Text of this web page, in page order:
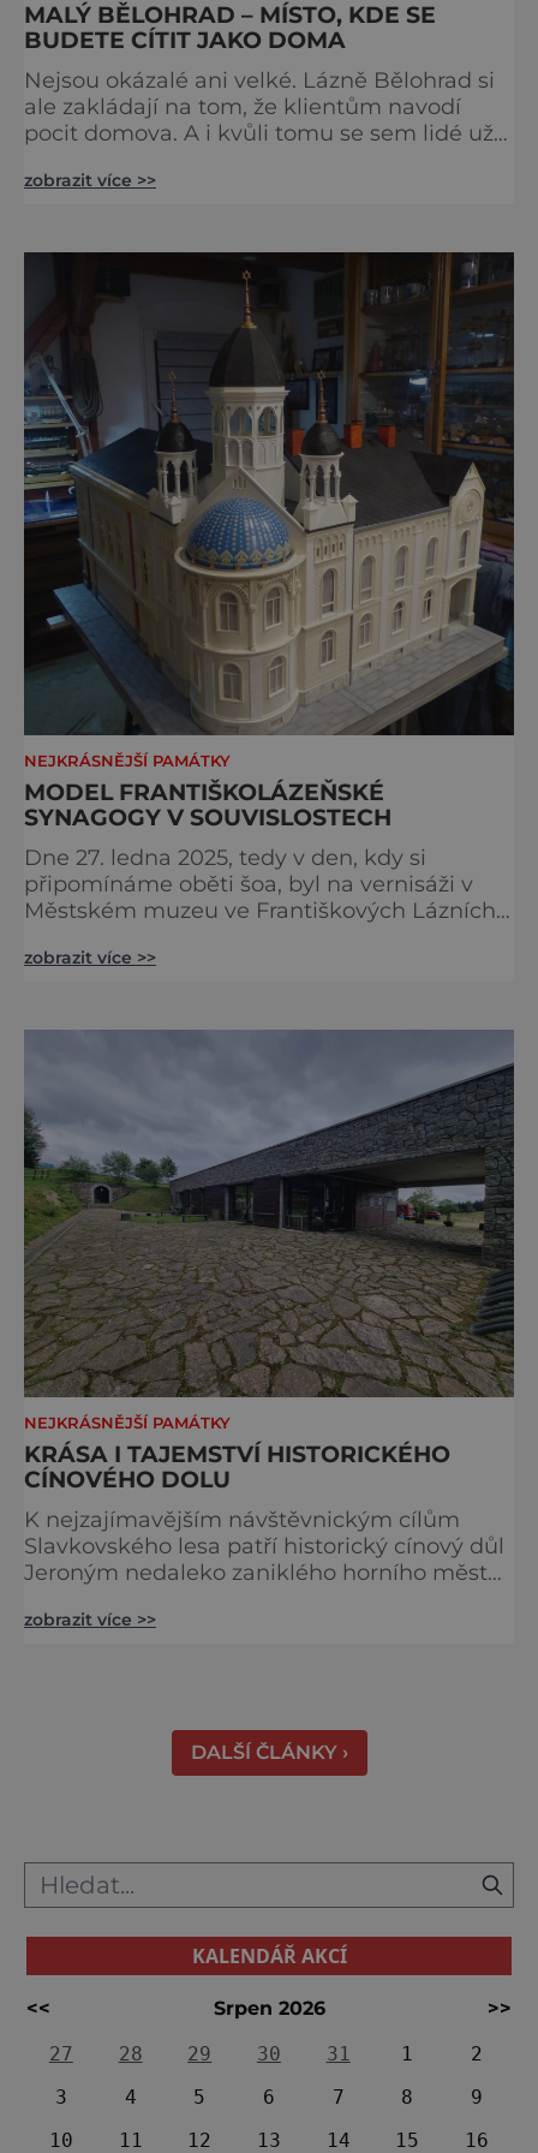
MALÝ BĚLOHRAD – MÍSTO, KDE SE
BUDETE CÍTIT JAKO DOMA
Nejsou okázalé ani velké. Lázně Bělohrad si
ale zakládají na tom, že klientům navodí
pocit domova. A i kvůli tomu se sem lidé už
lázeňské koncerty ani velkolepé akce.
nevšimne, ani se jí kolonáda vlastně neříká.
zobrazit více >>
NEJKRÁSNĚJŠÍ PAMÁTKY
MODEL FRANTIŠKOLÁZEŇSKÉ
SYNAGOGY V SOUVISLOSTECH
Dne 27. ledna 2025, tedy v den, kdy si
připomínáme oběti šoa, byl na vernisáži v
Městském muzeu ve Františkových Lázních
nacisty zničena v roce 1938. Do lázeňského
některé události spojené s touto významnou
zobrazit více >>
NEJKRÁSNĚJŠÍ PAMÁTKY
KRÁSA I TAJEMSTVÍ HISTORICKÉHO
CÍNOVÉHO DOLU
K nejzajímavějším návštěvnickým cílům
Slavkovského lesa patří historický cínový důl
Jeroným nedaleko zaniklého horního města
středověku. Národní kulturní památka je
práci tehdejších horníků. [gallery
ids="91631,91630,91632,91633,91634,91635,9
zobrazit více >>
DALŠÍ ČLÁNKY ›
KALENDÁŘ AKCÍ
<< Srpen 2026
>>
27
28 29 30 31 1
2
3
4 5 6 7 8
9
10
11 12 13 14 15 16